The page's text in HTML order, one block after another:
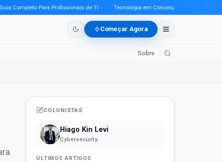
Para Profissionais de TI · Tecnologia em Conceição do Araguaia (PA)
Começar Agora
Sobre
COLUNISTAS
Hiago Kin Levi
Cybersecurity
ÚLTIMOS ARTIGOS